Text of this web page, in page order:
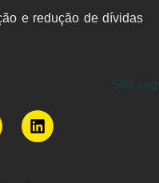
e redução de dívidas